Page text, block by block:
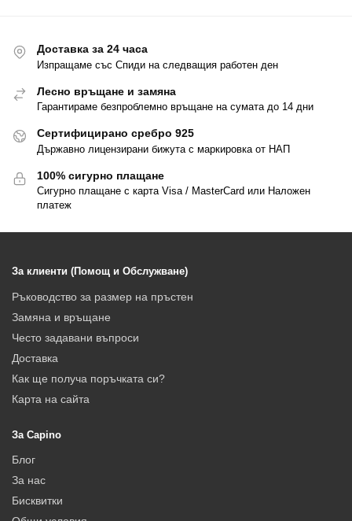
Доставка за 24 часа
Изпращаме със Спиди на следващия работен ден
Лесно връщане и замяна
Гарантираме безпроблемно връщане на сумата до 14 дни
Сертифицирано сребро 925
Държавно лицензирани бижута с маркировка от НАП
100% сигурно плащане
Сигурно плащане с карта Visa / MasterCard или Наложен
платеж
За клиенти (Помощ и Обслужване)
Ръководство за размер на пръстен
Замяна и връщане
Често задавани въпроси
Доставка
Как ще получа поръчката си?
Карта на сайта
За Capino
Блог
За нас
Бисквитки